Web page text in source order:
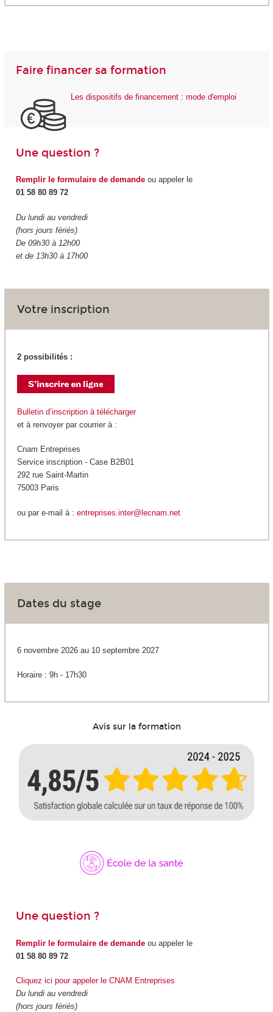
Faire financer sa formation
Les dispositifs de financement : mode d'emploi
Une question ?
Remplir le formulaire de demandeou appeler le
01 58 80 89 72
Du lundi au vendredi
(hors jours fériés)
De 09h30 à 12h00
et de 13h30 à 17h00
Votre inscription
2 possibilités :
Bulletin d’inscription à télécharger
et à renvoyer par courrier à :
Cnam Entreprises
Service inscription - Case B2B01
292 rue Saint-Martin
75003 Paris
ou par e-mail à : entreprises.inter@lecnam.net
Dates du stage
6 novembre 2026 au 10 septembre 2027
Horaire : 9h - 17h30
Avis sur la formation
Une question ?
Remplir le formulaire de demandeou appeler le
01 58 80 89 72
Cliquez ici pour appeler le CNAM Entreprises
Du lundi au vendredi
(hors jours fériés)